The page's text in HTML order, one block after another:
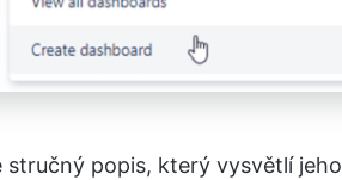
popis, který vysvětlí jeho